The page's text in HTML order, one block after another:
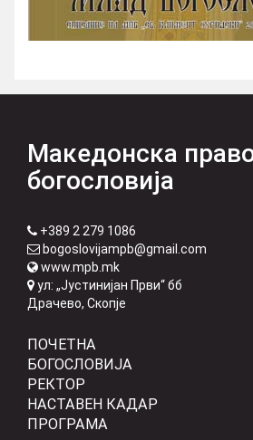
Македонска
богословија
+389 2 279 1086
bogoslovijampb@gmail.com
www.mpb.mk
ул: „Јустинијан Први“ бб
Драчево, Скопје
ПОЧЕТНА
БОГОСЛОВИЈА
РЕКТОР
НАСТАВЕН КАДАР
ПРОГРАМА